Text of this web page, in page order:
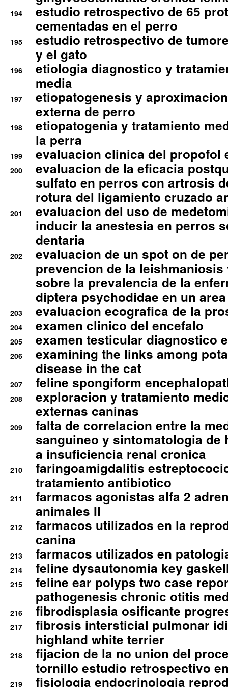
194
estudio retrospectivo de 65
cementadas en el perro
195
estudio retrospectivo de
y el gato
196
etiologia diagnostico y
media
197
etiopatogenesis y
externa de perro
198
etiopatogenia y tratamiento
la perra
199 evaluacion clinica del propofol
200
evaluacion de la eficacia
sulfato en perros con artrosis
rotura del ligamiento cruzado
201
evaluacion del uso de
inducir la anestesia en perros
dentaria
202
evaluacion de un spot on de
prevencion de la
sobre la prevalencia de la
diptera psychodidae en un
203 evaluacion ecografica de la
204 examen clinico del encefalo
205 examen testicular diagnostico
206
examining the links among
disease in the cat
207 feline spongiform
208
exploracion y tratamiento
externas caninas
209
falta de correlacion entre la
sanguineo y sintomatologia de
a insuficiencia renal cronica
210
faringoamigdalitis
tratamiento antibiotico
211
farmacos agonistas alfa 2
animales II
212
farmacos utilizados en la
canina
213 farmacos utilizados en
214 feline dysautonomia key
215
feline ear polyps two case
pathogenesis chronic otitis
216 fibrodisplasia osificante
217
fibrosis intersticial pulmonar
highland white terrier
218
fijacion de la no union del
tornillo estudio retrospectivo
219 fisiologia endocrinologia